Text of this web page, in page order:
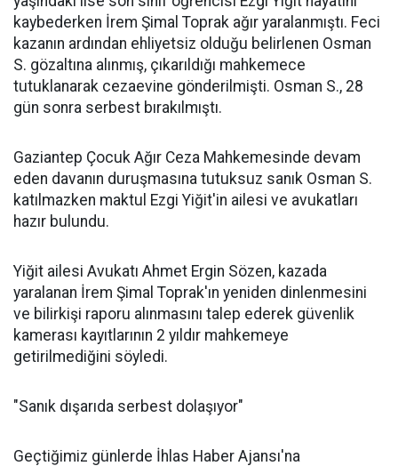
kaybederken İrem Şimal Toprak ağır yaralanmıştı. Feci
kazanın ardından ehliyetsiz olduğu belirlenen Osman
S. gözaltına alınmış, çıkarıldığı mahkemece
tutuklanarak cezaevine gönderilmişti. Osman S., 28
gün sonra serbest bırakılmıştı.
Gaziantep Çocuk Ağır Ceza Mahkemesinde devam
eden davanın duruşmasına tutuksuz sanık Osman S.
katılmazken maktul Ezgi Yiğit'in ailesi ve avukatları
hazır bulundu.
Yiğit ailesi Avukatı Ahmet Ergin Sözen, kazada
yaralanan İrem Şimal Toprak'ın yeniden dinlenmesini
ve bilirkişi raporu alınmasını talep ederek güvenlik
kamerası kayıtlarının 2 yıldır mahkemeye
getirilmediğini söyledi.
"Sanık dışarıda serbest dolaşıyor"
Geçtiğimiz günlerde İhlas Haber Ajansı'na